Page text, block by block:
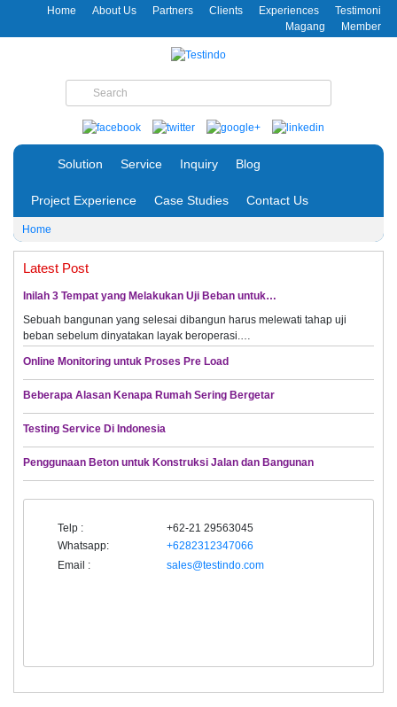
Home About Us Partners Clients Experiences
Testimoni
Magang
Member
Solution Service Inquiry Blog
Project Experience Case Studies Contact Us
Home
Latest Post
Inilah 3 Tempat yang Melakukan Uji Beban untuk…
Sebuah bangunan yang selesai dibangun harus melewati tahap uji
beban sebelum dinyatakan layak beroperasi.…
Online Monitoring untuk Proses Pre Load
Beberapa Alasan Kenapa Rumah Sering Bergetar
Testing Service Di Indonesia
Penggunaan Beton untuk Konstruksi Jalan dan Bangunan
Telp :
+62-21 29563045
Whatsapp:
+6282312347066
Email :
sales@testindo.com